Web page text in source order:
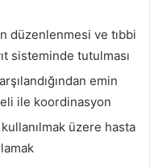
düzenlenmesi ve tıbbi
sisteminde tutulması
emin
ile koordinasyon
üzere hasta